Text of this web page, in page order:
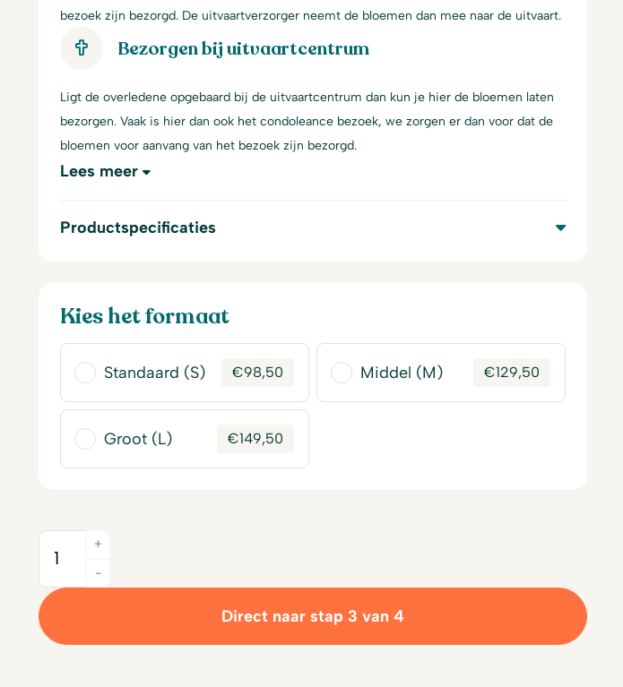
bezoek zijn bezorgd. De uitvaartverzorger neemt de bloemen dan mee naar de uitvaart.
Bezorgen bij uitvaartcentrum
Ligt de overledene opgebaard bij de uitvaartcentrum dan kun je hier de bloemen laten
bezorgen. Vaak is hier dan ook het condoleance bezoek, we zorgen er dan voor dat de
bloemen voor aanvang van het bezoek zijn bezorgd.
Lees meer
Productspecificaties
Kies het formaat
Standaard (S) €98,50 Middel (M) €129,50
Groot (L) €149,50
Quantity
-
+
Direct naar stap 3 van 4